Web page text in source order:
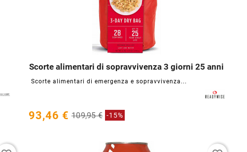
Scorte alimentari di sopravvivenza 3 giorni 25 anni
Scorte alimentari di emergenza e sopravvivenza...
   
93,46 € 109,95 € -15%